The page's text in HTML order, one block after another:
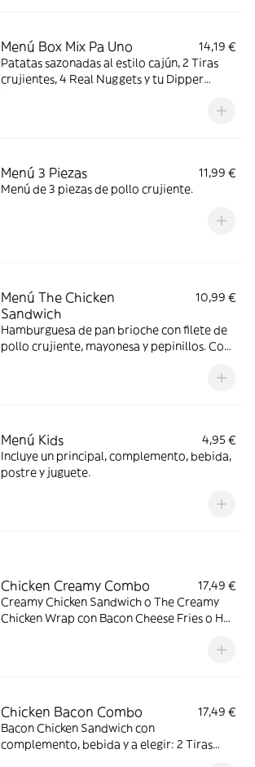
Menú Box Mix Pa Uno
14,19 €
Patatas sazonadas al estilo cajún, 2 Tiras
crujientes, 4 Real Nuggets y tu Dipper
Menú 3 Piezas
11,99 €
Menú de 3 piezas de pollo crujiente.
Menú The Chicken
Sandwich
10,99 €
Hamburguesa de pan brioche con filete de
pollo crujiente, mayonesa y pepinillos. Con
Menú Kids
4,95 €
Incluye un principal, complemento, bebida,
postre y juguete.
Chicken Creamy Combo
17,49 €
Creamy Chicken Sandwich o The Creamy
Chicken Wrap con Bacon Cheese Fries o Hot
Chicken Bacon Combo
17,49 €
Bacon Chicken Sandwich con
complemento, bebida y a elegir: 2 Tiras